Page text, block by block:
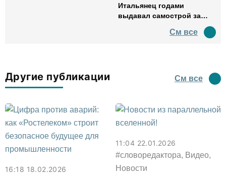
Итальянец годами
выдавал самострой за
водил туда туристов
См все
Другие публикации См все
16:18 18.02.2026
11:04 22.01.2026
#словоредактора, Видео,
Новости